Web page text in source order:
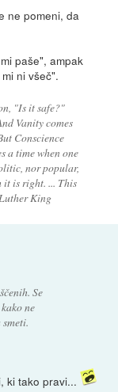
ne pomeni, da
paše", ampak
ni všeč".
"Is it safe?"
Vanity comes
Conscience
a time when one
nor popular,
it is right. ... This
King
Se
ne
ki tako pravi...